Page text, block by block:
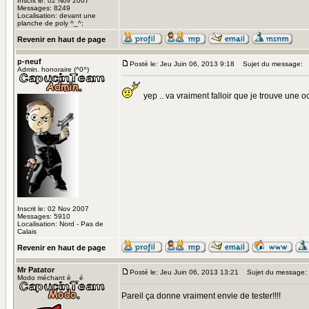
Messages: 8249
Localisation: devant une
planche de poly ^_^;
Revenir en haut de page
p-neuf
Admin. honoraire (^0^)
Inscrit le: 02 Nov 2007
Messages: 5910
Localisation: Nord - Pas de
Calais
Posté le: Jeu Juin 06, 2013 9:18 Sujet du message:
yep .. va vraiment falloir que je trouve une
Revenir en haut de page
Mr Patator
Modo méchant è__é
Posté le: Jeu Juin 06, 2013 13:21 Sujet du message:
Pareil ça donne vraiment envie de tester!!!!